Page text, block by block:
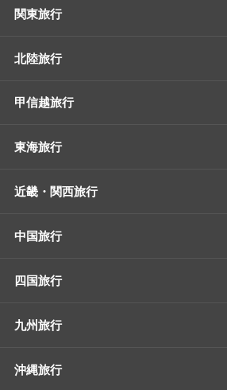
関東旅行
北陸旅行
甲信越旅行
東海旅行
近畿・関西旅行
中国旅行
四国旅行
九州旅行
沖縄旅行